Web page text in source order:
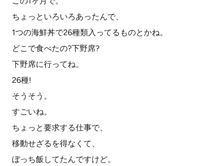
ちょっといろいろあったんで、
1つの海鮮丼で26種類入ってるものとかね。
どこで食べたの?下野席?
下野席に行ってね。
26種!
そうそう。
すごいね。
ちょっと要求する仕事で、
移動せざるを得なくて、
ぼっち飯してたんですけど。